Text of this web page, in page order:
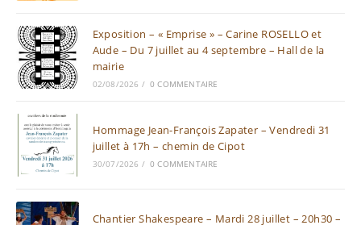
Exposition – « Emprise » – Carine ROSELLO et
Aude – Du 7 juillet au 4 septembre – Hall de la
mairie
02/08/2026 / 0 COMMENTAIRE
Hommage Jean-François Zapater – Vendredi 31
juillet à 17h – chemin de Cipot
30/07/2026 / 0 COMMENTAIRE
Chantier Shakespeare – Mardi 28 juillet – 20h30 –